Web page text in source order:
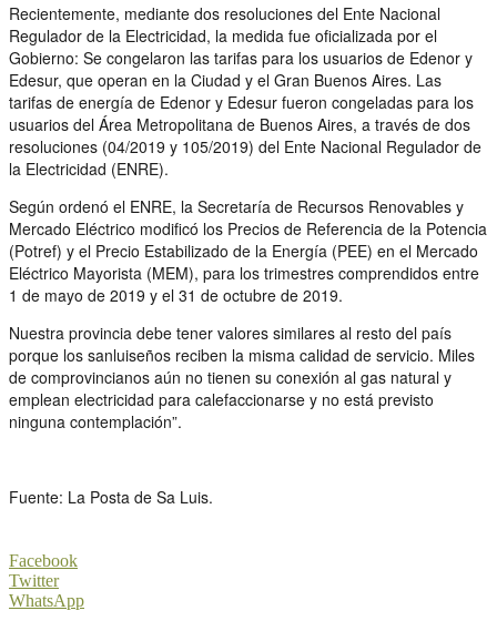
Recientemente, mediante dos resoluciones del Ente Nacional
Regulador de la Electricidad, la medida fue oficializada por el
Gobierno: Se congelaron las tarifas para los usuarios de Edenor y
Edesur, que operan en la Ciudad y el Gran Buenos Aires. Las
tarifas de energía de Edenor y Edesur fueron congeladas para los
usuarios del Área Metropolitana de Buenos Aires, a través de dos
resoluciones (04/2019 y 105/2019) del Ente Nacional Regulador de
la Electricidad (ENRE).
Según ordenó el ENRE, la Secretaría de Recursos Renovables y
Mercado Eléctrico modificó los Precios de Referencia de la Potencia
(Potref) y el Precio Estabilizado de la Energía (PEE) en el Mercado
Eléctrico Mayorista (MEM), para los trimestres comprendidos entre
1 de mayo de 2019 y el 31 de octubre de 2019.
Nuestra provincia debe tener valores similares al resto del país
porque los sanluiseños reciben la misma calidad de servicio. Miles
de comprovincianos aún no tienen su conexión al gas natural y
emplean electricidad para calefaccionarse y no está previsto
ninguna contemplación”.
Fuente: La Posta de Sa Luis.
Facebook
Twitter
WhatsApp